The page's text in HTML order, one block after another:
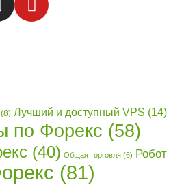
(8) Лучший и доступный VPS (14)
по Форекс (58)
(40) Общая торговля (6) Робот
(81)